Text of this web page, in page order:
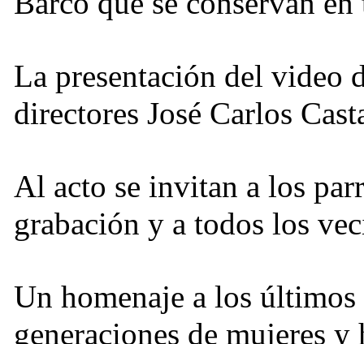
La presentación del video
directores José Carlos
Al acto se invitan a los
grabación y a todos los
Un homenaje a los
generaciones de mujeres